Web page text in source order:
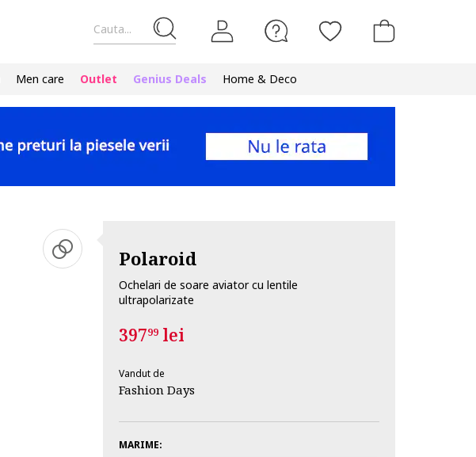
Cauta...
Men care Outlet Genius Deals Home & Deco
Polaroid
Ochelari de soare aviator cu lentile
ultrapolarizate
39799lei
Vandut de
Fashion Days
MARIME: